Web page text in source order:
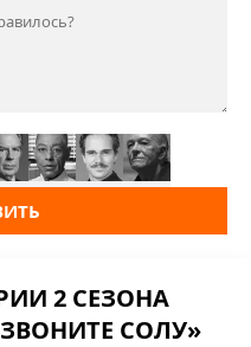
2 СЕЗОНА
СОЛУ»